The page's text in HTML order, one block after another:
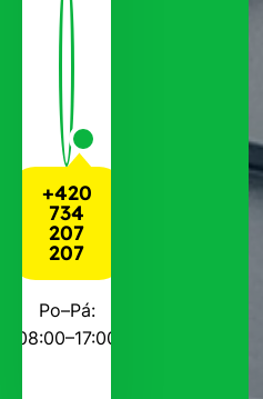
+420
734
207
207
Po–Pá:
08:00–17:00